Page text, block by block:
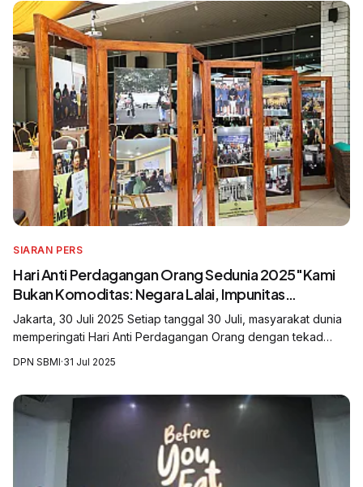
SIARAN PERS
Hari Anti Perdagangan Orang Sedunia 2025"Kami
Bukan Komoditas: Negara Lalai, Impunitas
Merajalela, Korban Terus Berjatuhan"
Jakarta, 30 Juli 2025 Setiap tanggal 30 Juli, masyarakat dunia
memperingati Hari Anti Perdagangan Orang dengan tekad
DPN SBMI·31 Jul 2025